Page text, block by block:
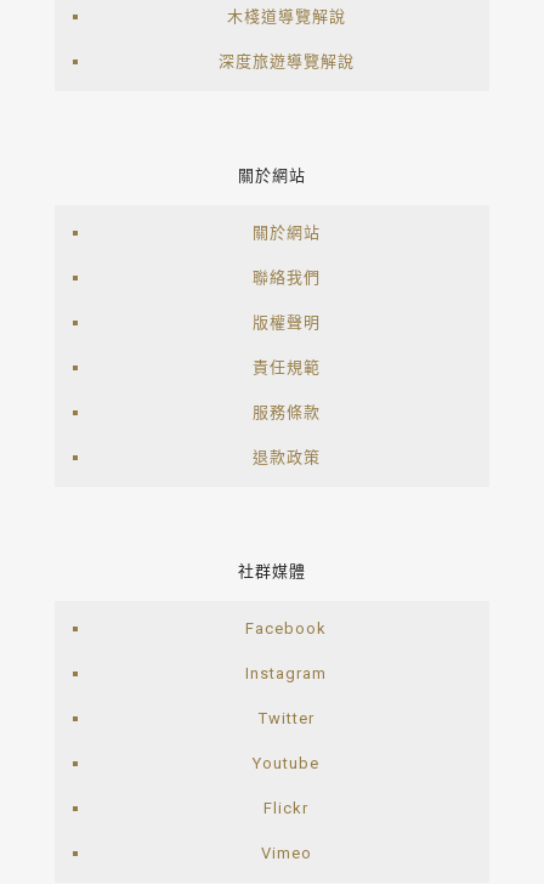
木棧道導覽解說
深度旅遊導覽解說
關於網站
關於網站
聯絡我們
版權聲明
責任規範
服務條款
退款政策
社群媒體
Facebook
Instagram
Twitter
Youtube
Flickr
Vimeo